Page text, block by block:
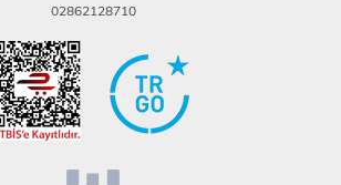
02862128710